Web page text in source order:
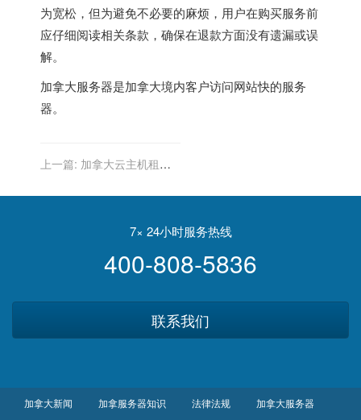
为宽松，但为避免不必要的麻烦，用户在购买服务前
应仔细阅读相关条款，确保在退款方面没有遗漏或误
解。
加拿大服务器是加拿大境内客户访问网站快的服务
器。
上一篇: 加拿大云主机租
延迟？
7× 24小时服务热线
400-808-5836
联系我们
加拿大新闻 加拿服务器知识 法律法规 加拿大服务器